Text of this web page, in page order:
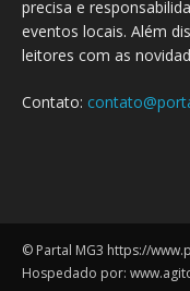
precisa e
eventos locais. Além
leitores com as
Contato:
© Partal MG3 https://
Hospedado por: